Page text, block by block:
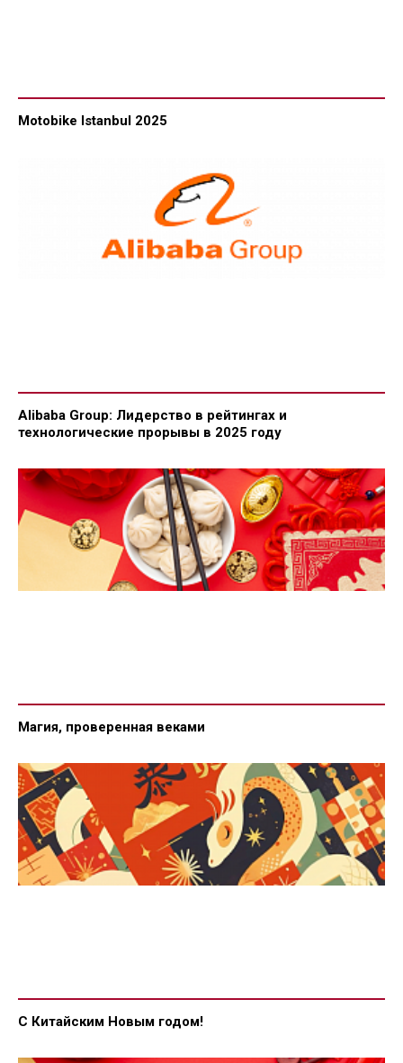
Motobike Istanbul 2025
Alibaba Group: Лидерство в рейтингах и
технологические прорывы в 2025 году
Магия, проверенная веками
С Китайским Новым годом!